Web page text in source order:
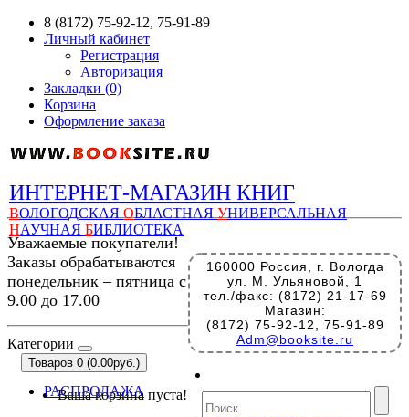
8 (8172) 75-92-12, 75-91-89
Личный кабинет
Регистрация
Авторизация
Закладки (0)
Корзина
Оформление заказа
ИНТЕРНЕТ-МАГАЗИН КНИГ
ВОЛОГОДСКАЯ ОБЛАСТНАЯ УНИВЕРСАЛЬНАЯ
НАУЧНАЯ БИБЛИОТЕКА
160000 Россия, г. Вологда
ул. М. Ульяновой, 1
тел./факс: (8172) 21-17-69
Магазин:
(8172) 75-92-12, 75-91-89
Adm@booksite.ru
Уважаемые покупатели!
Заказы обрабатываются
понедельник – пятница с
9.00 до 17.00
Категории
Товаров 0 (0.00руб.)
Ваша корзина пуста!
РАСПРОДАЖА